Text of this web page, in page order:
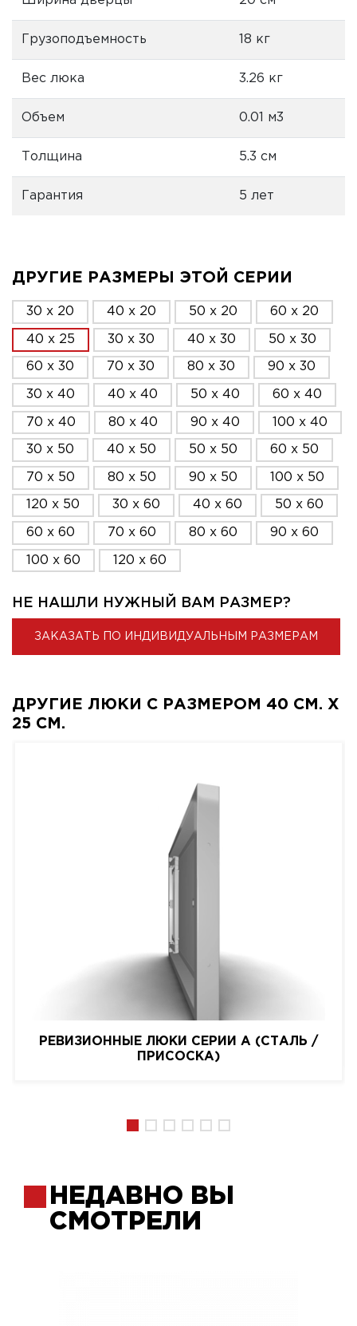
Грузоподъемность 18 кг
Вес люка 3.26 кг
Объем 0.01 м3
Толщина 5.3 см
Гарантия 5 лет
ДРУГИЕ РАЗМЕРЫ ЭТОЙ СЕРИИ
30 x 20 40 x 20 50 x 20 60 x 20
40 x 25 30 x 30 40 x 30 50 x 30
60 x 30 70 x 30 80 x 30 90 x 30
30 x 40 40 x 40 50 x 40 60 x 40
70 x 40 80 x 40 90 x 40 100 x 40
30 x 50 40 x 50 50 x 50 60 x 50
70 x 50 80 x 50 90 x 50 100 x 50
120 x 50 30 x 60 40 x 60 50 x 60
60 x 60 70 x 60 80 x 60 90 x 60
100 x 60 120 x 60
НЕ НАШЛИ НУЖНЫЙ ВАМ РАЗМЕР?
ЗАКАЗАТЬ ПО ИНДИВИДУАЛЬНЫМ РАЗМЕРАМ
ДРУГИЕ ЛЮКИ С РАЗМЕРОМ 40 СМ. X
25 СМ.
РЕВИЗИОННЫЕ ЛЮКИ СЕРИИ A (СТАЛЬ /
ПРИСОСКА)
НЕДАВНО ВЫ
СМОТРЕЛИ